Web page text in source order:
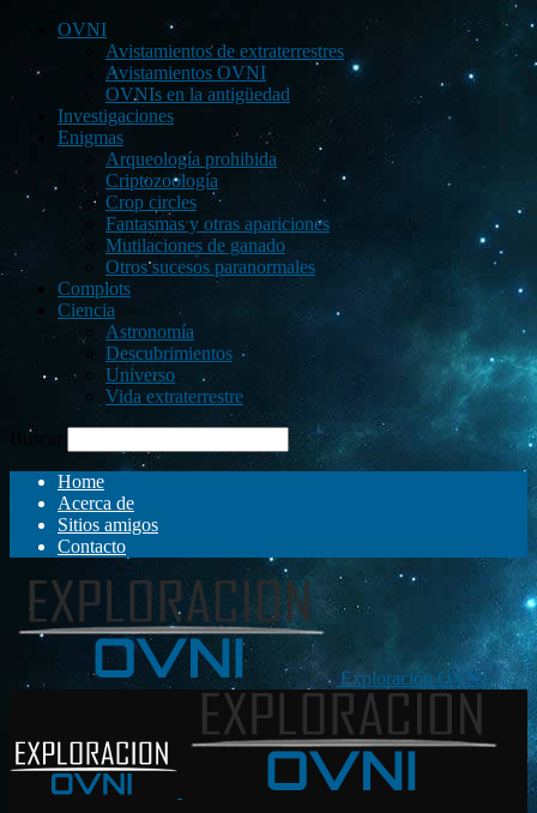
OVNI
Avistamientos de extraterrestres
Avistamientos OVNI
OVNIs en la antigüedad
Investigaciones
Enigmas
Arqueología prohibida
Criptozoología
Crop circles
Fantasmas y otras apariciones
Mutilaciones de ganado
Otros sucesos paranormales
Complots
Ciencia
Astronomía
Descubrimientos
Universo
Vida extraterrestre
Buscar
Home
Acerca de
Sitios amigos
Contacto
Exploración OVNI